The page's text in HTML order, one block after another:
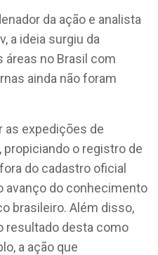
da ação e analista
a ideia surgiu da
no Brasil com
ainda não foram
as expedições de
o registro de
do cadastro oficial
avanço do conhecimento
brasileiro. Além disso,
resultado desta como
a ação que